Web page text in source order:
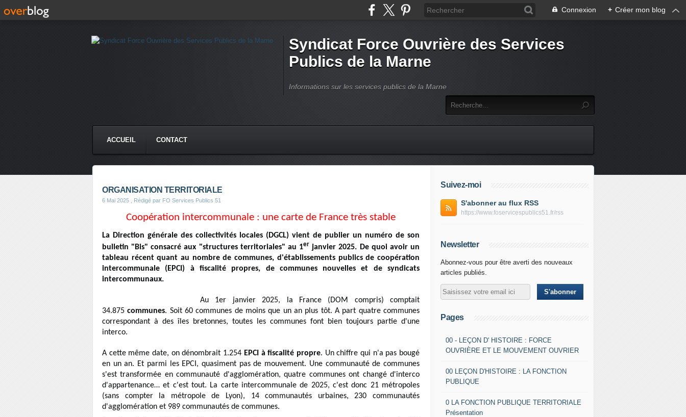
Connexion + Créer mon blog
Syndicat Force Ouvrière des Services
Publics de la Marne
Informations sur les services publics de la Marne
ACCUEIL CONTACT
ORGANISATION TERRITORIALE
6 Mai 2025 , Rédigé par FO Services Publics 51
Coopération intercommunale : une carte de France très stable
La Direction générale des collectivités locales (DGCL) vient de publier un numéro de son
bulletin "Bis" consacré aux "structures territoriales" au 1er janvier 2025. De quoi avoir un
tableau récent quant au nombre de communes, d'établissements publics de coopération
intercommunale (EPCI) à fiscalité propres, de communes nouvelles et de syndicats
intercommunaux.
IGN. Cartographie DGCL-Au 1er janvier 2025, la France (DOM compris) comptait
34.875communes. Soit 60 communes de moins que un an plus tôt. A part quatre communes
correspondant à des îles bretonnes, toutes les communes font bien toujours partie d'une
interco.
A cette même date, on dénombrait 1.254 EPCI à fiscalité propre. Un chiffre qui n'a pas bougé
en un an. Et parmi les EPCI, quasiment pas de mouvement. Une communauté de communes
s'est transformée en communauté d'agglomération, quatre communes ont changé d'interco
d'appartenance… et c'est tout. La carte intercommunale de 2025, c'est donc 21 métropoles
(sans compter la métropole de Lyon), 14 communautés urbaines, 230 communautés
d'agglomération et 989 communautés de communes.
Suivez-moi
S'abonner au flux RSS
https://www.foservicespublics51.fr/rss
Newsletter
Abonnez-vous pour être averti des nouveaux
articles publiés.
Pages
00 - LEÇON D' HISTOIRE : FORCE
OUVRIÈRE ET LE MOUVEMENT OUVRIER
00 LEÇON D'HISTOIRE : LA FONCTION
PUBLIQUE
0 LA FONCTION PUBLIQUE TERRITORIALE
Présentation